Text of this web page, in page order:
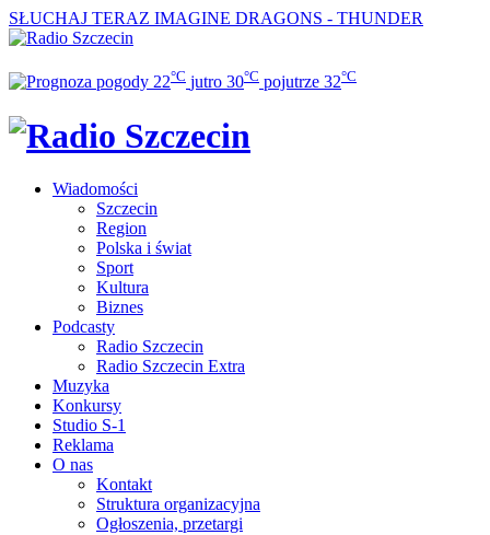
SŁUCHAJ TERAZ IMAGINE DRAGONS - THUNDER
22°C jutro 30°C pojutrze 32°C
Wiadomości
Szczecin
Region
Polska i świat
Sport
Kultura
Biznes
Podcasty
Radio Szczecin
Radio Szczecin Extra
Muzyka
Konkursy
Studio S-1
Reklama
O nas
Kontakt
Struktura organizacyjna
Ogłoszenia, przetargi